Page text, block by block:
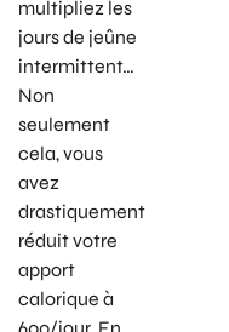
multipliez les
jours de jeûne
intermittent…
Non
seulement
cela, vous
avez
drastiquement
réduit votre
apport
calorique à